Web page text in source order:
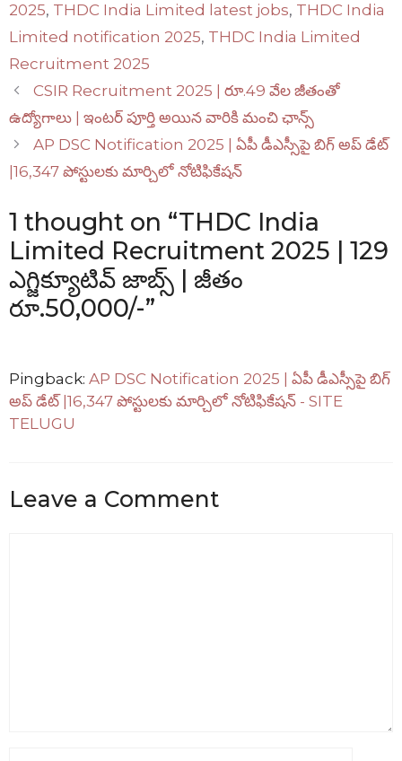
2025, THDC India Limited latest jobs, THDC India
Limited notification 2025, THDC India Limited
Recruitment 2025
CSIR Recruitment 2025 | రూ.49 వేల జీతంతో
ఉద్యోగాలు | ఇంటర్ పూర్తి అయిన వారికి మంచి ఛాన్స్
AP DSC Notification 2025 | ఏపీ డీఎస్సీపై బిగ్ అప్ డేట్
|16,347 పోస్టులకు మార్చిలో నోటిఫికేషన్
1 thought on “THDC India
Limited Recruitment 2025 | 129
ఎగ్జిక్యూటివ్ జాబ్స్ | జీతం
రూ.50,000/-”
Pingback: AP DSC Notification 2025 | ఏపీ డీఎస్సీపై బిగ్
అప్ డేట్ |16,347 పోస్టులకు మార్చిలో నోటిఫికేషన్ - SITE
TELUGU
Leave a Comment